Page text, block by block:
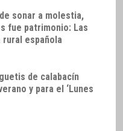
sonar a molestia,
fue patrimonio: Las
rural española
de calabacín
y para el ‘Lunes